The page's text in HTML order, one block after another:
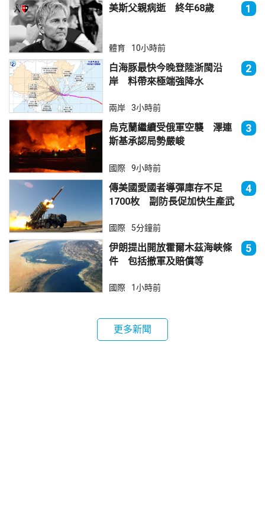
美斯父親病逝 終年68歲 1
體育 10小時前
白海豚最快今晚登陸浙閩沿
岸 料帶來極端強降水
2
兩岸 3小時前
烏克蘭繼續受俄軍空襲 澤連
斯基承認局勢嚴峻
3
國際 9小時前
傳美國愛國者導彈庫存不足
1700枚 副防長促加快生產武
4
國際 5分鐘前
伊朗提出開放霍爾木茲海峽條
件 包括撤軍及賠償等
5
國際 1小時前
更多新聞